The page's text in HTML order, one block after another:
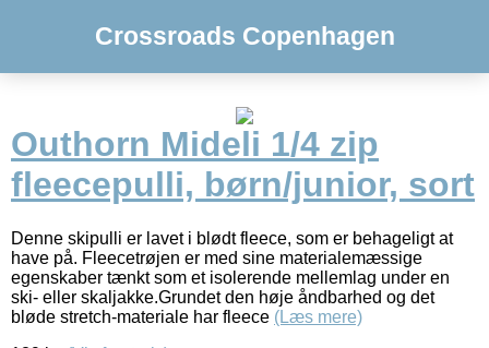
Crossroads Copenhagen
Outhorn Mideli 1/4 zip
fleecepulli, børn/junior, sort
Denne skipulli er lavet i blødt fleece, som er behageligt at
have på. Fleecetrøjen er med sine materialemæssige
egenskaber tænkt som et isolerende mellemlag under en
ski- eller skaljakke.Grundet den høje åndbarhed og det
bløde stretch-materiale har fleece (Læs mere)